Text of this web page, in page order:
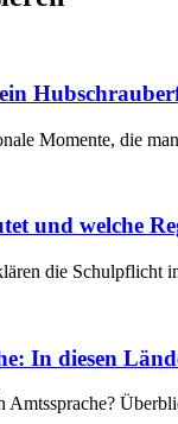
Momente, die
und welche
die Schulpflicht
In diesen
Amtssprache?